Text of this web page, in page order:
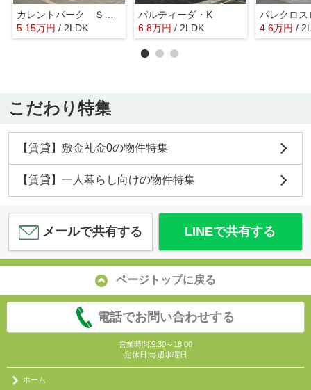
5.15万円 / 2LDK
パルティーダ・K
6.8万円 / 2LDK
パレクロス
4.6万円 /
こだわり特集
【賃貸】敷金礼金0の物件特集
【賃貸】一人暮らし向けの物件特集
メールで共有する LINEで共有する
ページトップに戻る
電話でお問い合わせする
営業時間:9:30～18:00
定休日:毎週水曜日
ホーム